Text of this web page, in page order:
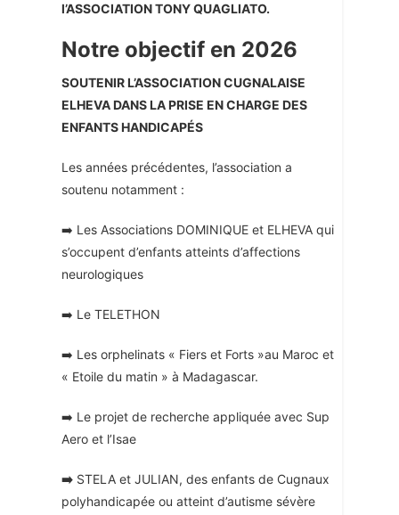
l’ASSOCIATION TONY QUAGLIATO.
Notre objectif en 2026
SOUTENIR L’ASSOCIATION CUGNALAISE
ELHEVA DANS LA PRISE EN CHARGE DES
ENFANTS HANDICAPÉS
Les années précédentes, l’association a
soutenu notamment :
➡️ Les Associations DOMINIQUE et ELHEVA qui
s’occupent d’enfants atteints d’affections
neurologiques
➡️ Le TELETHON
➡️ Les orphelinats « Fiers et Forts »au Maroc et
« Etoile du matin » à Madagascar.
➡️ Le projet de recherche appliquée avec Sup
Aero et l’Isae
➡️ STELA et JULIAN, des enfants de Cugnaux
polyhandicapée ou atteint d’autisme sévère